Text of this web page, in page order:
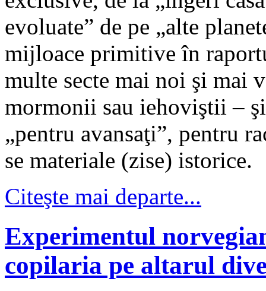
evoluate” de pe „alte
mijloace primitive în
multe secte mai noi şi mai
mormonii sau iehoviştii –
„pentru avansaţi”, pentru
se materiale (zise) istorice.
Citeşte mai departe...
Experimentul
copilaria pe altarul